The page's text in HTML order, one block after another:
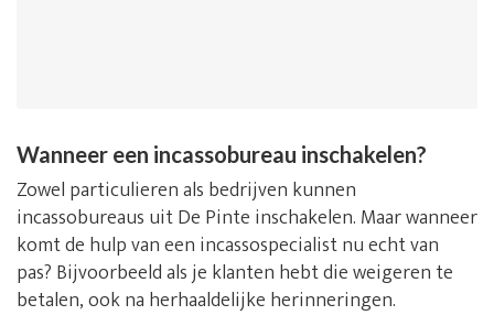
Wanneer een incassobureau inschakelen?
Zowel particulieren als bedrijven kunnen
incassobureaus uit De Pinte inschakelen. Maar wanneer
komt de hulp van een incassospecialist nu echt van
pas? Bijvoorbeeld als je klanten hebt die weigeren te
betalen, ook na herhaaldelijke herinneringen.